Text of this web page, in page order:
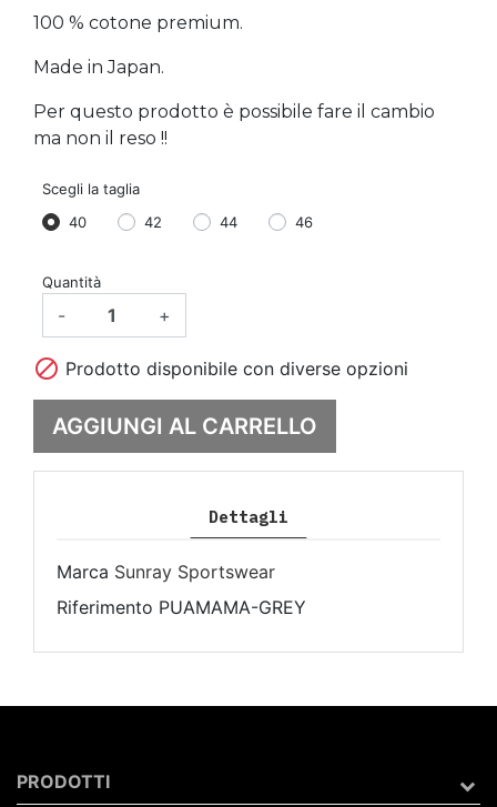
100 % cotone premium.
Made in Japan.
Per questo prodotto è possibile fare il cambio
ma non il reso !!
Scegli la taglia
40
42 44 46
Quantità
- +
 Prodotto disponibile con diverse opzioni
AGGIUNGI AL CARRELLO
Dettagli
Marca Sunray Sportswear
Riferimento PUAMAMA-GREY
PRODOTTI